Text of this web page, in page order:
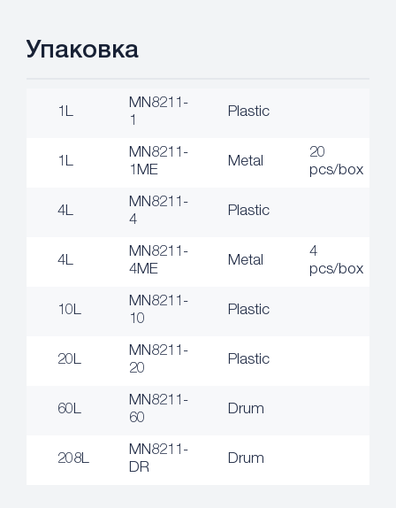
Упаковка
1L
MN8211-
1
Plastic
1L
MN8211-
1ME
Metal
20
pcs/box
4L
MN8211-
4
Plastic
4L
MN8211-
4ME
Metal
4
pcs/box
10L
MN8211-
10
Plastic
20L
MN8211-
20
Plastic
60L
MN8211-
60
Drum
208L
MN8211-
DR
Drum